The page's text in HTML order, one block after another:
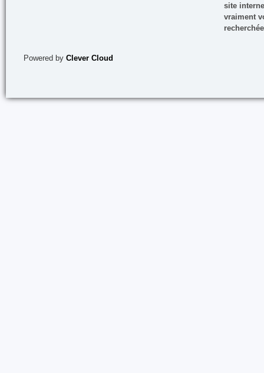
site
vraiment
Powered by Clever Cloud